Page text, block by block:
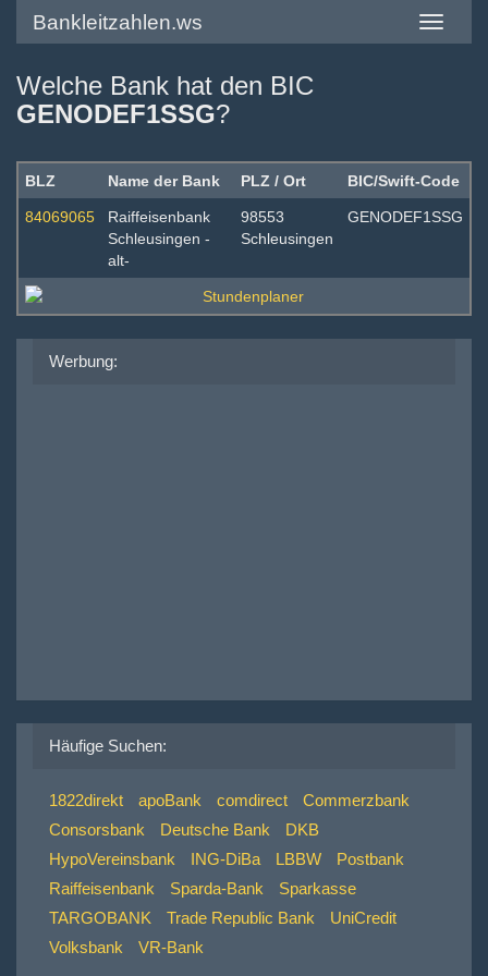
Toggle
Bankleitzahlen.ws
Welche Bank hat den BIC
GENODEF1SSG?
BLZ Name der Bank PLZ / Ort BIC/Swift-Code
84069065
Raiffeisenbank
Schleusingen -
alt-
98553
Schleusingen
GENODEF1SSG
Werbung:
Häufige Suchen:
1822direkt apoBank comdirect
Commerzbank
Consorsbank
Deutsche Bank
DKB
HypoVereinsbank
ING-DiBa LBBW
Postbank
Raiffeisenbank
Sparda-Bank
Sparkasse
TARGOBANK
Trade Republic Bank
UniCredit
Volksbank
VR-Bank